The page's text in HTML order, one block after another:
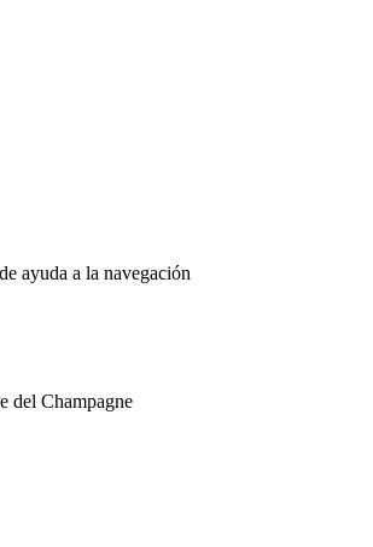
ayuda a la navegación
del Champagne